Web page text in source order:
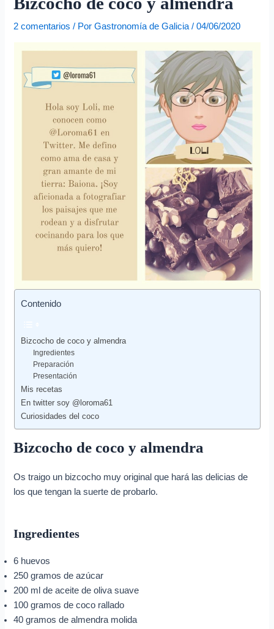
2 comentarios / PorGastronomía de Galicia/04/06/2020
Contenido
Bizcocho de coco y almendra
Ingredientes
Preparación
Presentación
Mis recetas
En twitter soy @loroma61
Curiosidades del coco
Bizcocho de coco y almendra
Os traigo un bizcocho muy original que hará las delicias de
los que tengan la suerte de probarlo.
Ingredientes
6 huevos
250 gramos de azúcar
200 ml de aceite de oliva suave
100 gramos de coco rallado
40 gramos de almendra molida